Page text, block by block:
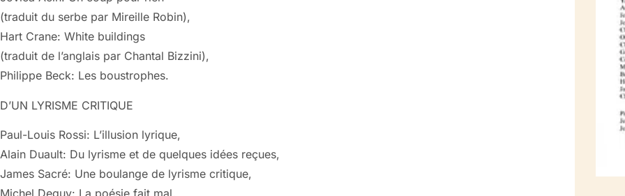
(traduit du serbe par Mireille Robin),
Hart Crane: White buildings
(traduit de l’anglais par Chantal Bizzini),
Philippe Beck: Les boustrophes.
D’UN LYRISME CRITIQUE
Paul-Louis Rossi: L’illusion lyrique,
Alain Duault: Du lyrisme et de quelques idées reçues,
James Sacré: Une boulange de lyrisme critique,